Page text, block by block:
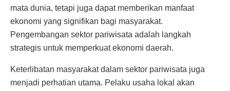
mata dunia, tetapi juga dapat memberikan manfaat
ekonomi yang signifikan bagi masyarakat.
Pengembangan sektor pariwisata adalah langkah
strategis untuk memperkuat ekonomi daerah.
Keterlibatan masyarakat dalam sektor pariwisata juga
menjadi perhatian utama. Pelaku usaha lokal akan